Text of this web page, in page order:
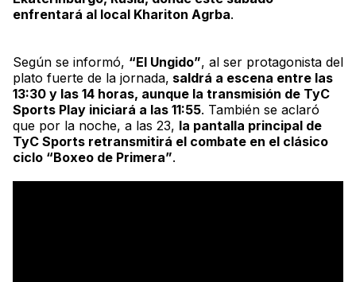
enfrentará al local Khariton Agrba.
Según se informó, “El Ungido”, al ser protagonista del
plato fuerte de la jornada, saldrá a escena entre las
13:30 y las 14 horas, aunque la transmisión de TyC
Sports Play iniciará a las 11:55. También se aclaró
que por la noche, a las 23, la pantalla principal de
TyC Sports retransmitirá el combate en el clásico
ciclo “Boxeo de Primera”.